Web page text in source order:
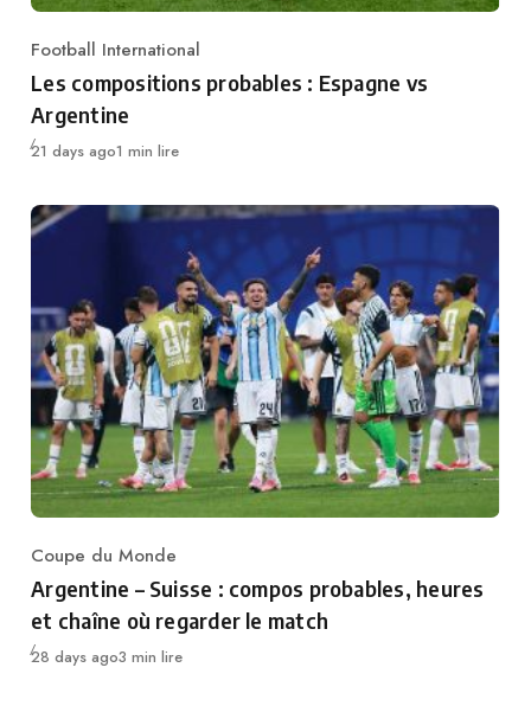
Category
Football International
Les compositions probables : Espagne vs
Argentine
Publié
21 days ago1 min lire
Category
Coupe du Monde
Argentine – Suisse : compos probables, heures
et chaîne où regarder le match
Publié
28 days ago3 min lire